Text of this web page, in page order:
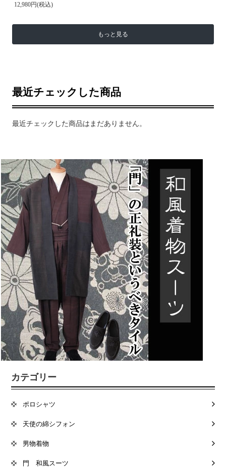
12,980円(税込)
もっと見る
最近チェックした商品
最近チェックした商品はまだありません。
カテゴリー
ポロシャツ
天使の綿シフォン
男物着物
門 和風スーツ